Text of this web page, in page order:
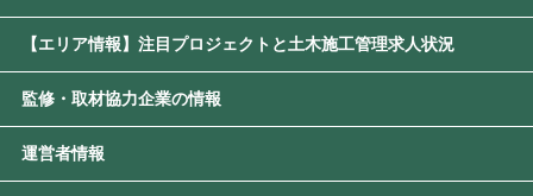
【エリア情報】注目プロジェクトと土木施工管理求人状況
監修・取材協力企業の情報
運営者情報